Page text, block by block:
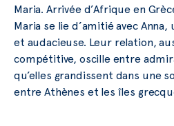
Maria. Arrivée d’Afrique en
Maria se lie d’amitié avec
et audacieuse. Leur relation,
compétitive, oscille entre
qu’elles grandissent dans une
entre Athènes et les îles